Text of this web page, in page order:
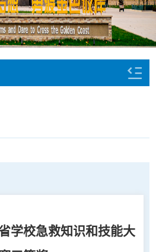
学校急救知识和技能大